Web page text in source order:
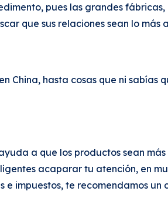
pues las grandes
que sus relaciones sean lo
hasta cosas que ni sabías
a que los productos sean más
acaparar tu atención, en
impuestos, te recomendamos